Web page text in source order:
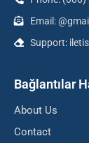
Email:
Support:
Bağlantılar
About Us
Contact